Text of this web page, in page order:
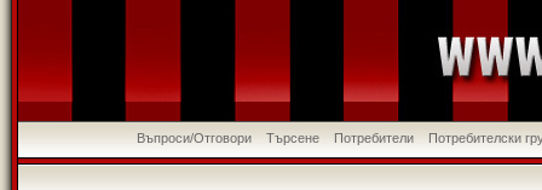
Въпроси/Отговори Търсене Потребители Потребителски